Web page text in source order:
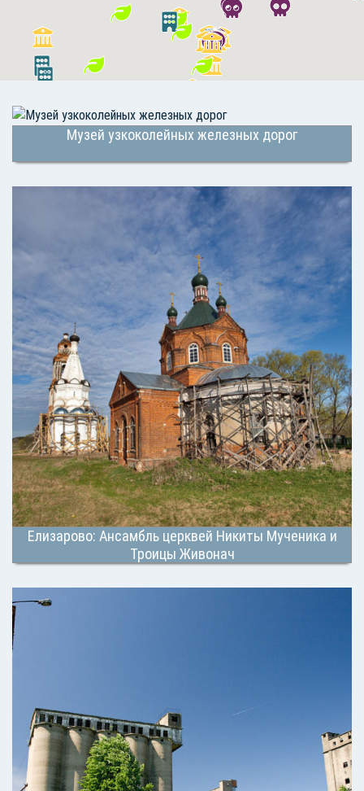
Музей узкоколейных железных дорог
Елизарово: Ансамбль церквей Никиты Мученика и
Троицы Живонач